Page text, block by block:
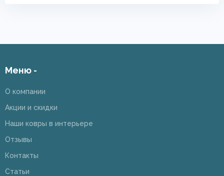
Меню -
О компании
Акции и скидки
Наши ковры в интерьере
Отзывы
Контакты
Статьи